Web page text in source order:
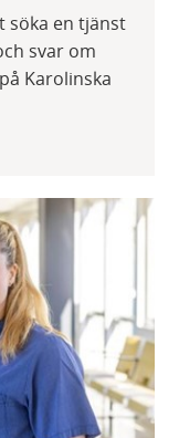
söka en tjänst
svar om
Karolinska